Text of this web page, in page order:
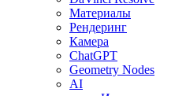
Материалы
Рендеринг
Камера
ChatGPT
Geometry Nodes
AI